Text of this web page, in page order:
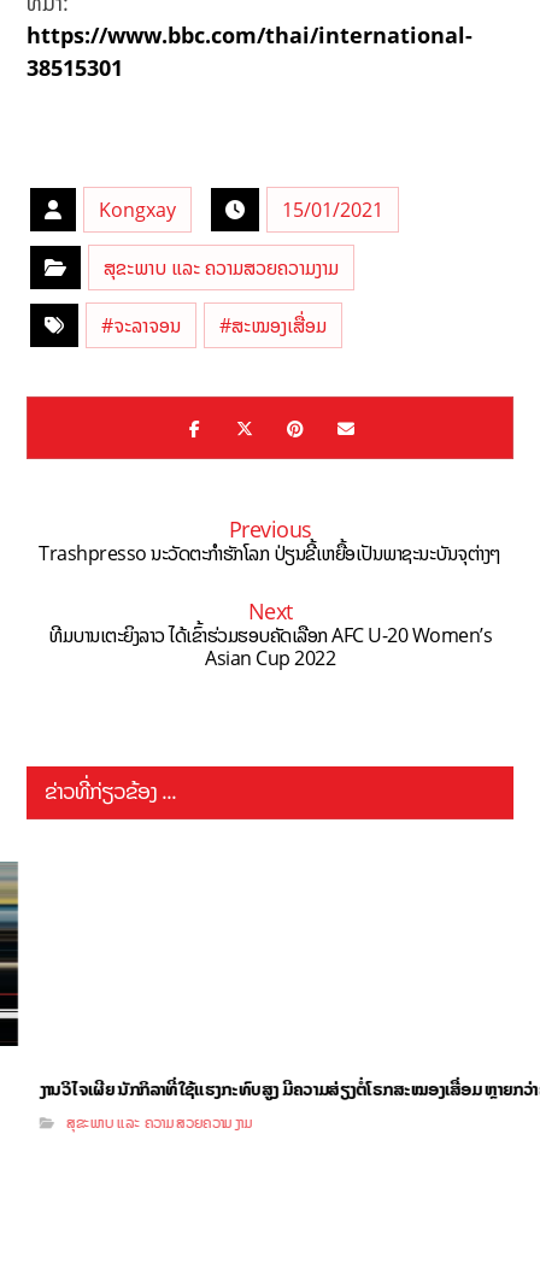
https://www.bbc.com/thai/international-
38515301
Kongxay 15/01/2021
ສຸຂະພາບ ແລະ ຄວາມສວຍຄວາມງາມ
#ຈະລາຈອນ #ສະໝອງເສື່ອມ
Previous
Trashpresso ນະວັດຕະກຳຮັກໂລກ ປ່ຽນຂີ້ເຫຍື້ອເປັນພາຊະນະບັນຈຸຕ່າງໆ
Next
ທີມບານເຕະຍິງລາວ ໄດ້ເຂົ້າຮ່ວມຮອບຄັດເລືອກ AFC U-20 Women’s
Asian Cup 2022
ຂ່າວທີ່ກ່ຽວຂ້ອງ ...
ງານວິໄຈເຜີຍ ນັກກິລາທີ່ໃຊ້ແຮງກະທົບສູງ ມີຄວາມສ່ຽງຕໍ່ໂຣກສະໝອງເສື່ອມ ຫຼາຍກວ່າ
ສຸຂະພາບ ແລະ ຄວາມສວຍຄວາມງາມ